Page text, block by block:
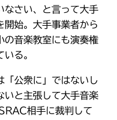
なさい、と言って大手
開始。大手事業者から
の音楽教室にも演奏権
る。
「公衆に」ではないし
いと主張して大手音楽
相手に裁判して